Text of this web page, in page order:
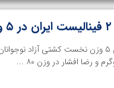
خانه کشتی- در پایان مسابقات مقدماتی ۵ وزن